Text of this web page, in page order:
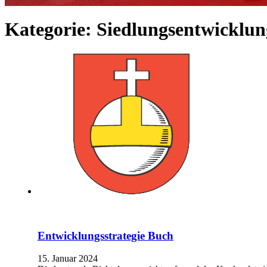
Kategorie:
Entwicklungsstrategie Buch
15. Januar 2024